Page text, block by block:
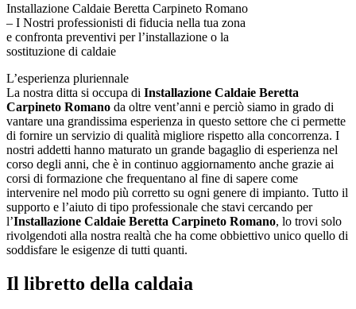
Installazione Caldaie Beretta Carpineto Romano
– I Nostri professionisti di fiducia nella tua zona
e confronta preventivi per l’installazione o la
sostituzione di caldaie
L’esperienza pluriennale
La nostra ditta si occupa di Installazione Caldaie Beretta
Carpineto Romano da oltre vent’anni e perciò siamo in grado di
vantare una grandissima esperienza in questo settore che ci permette
di fornire un servizio di qualità migliore rispetto alla concorrenza. I
nostri addetti hanno maturato un grande bagaglio di esperienza nel
corso degli anni, che è in continuo aggiornamento anche grazie ai
corsi di formazione che frequentano al fine di sapere come
intervenire nel modo più corretto su ogni genere di impianto. Tutto il
supporto e l’aiuto di tipo professionale che stavi cercando per
l’Installazione Caldaie Beretta Carpineto Romano, lo trovi solo
rivolgendoti alla nostra realtà che ha come obbiettivo unico quello di
soddisfare le esigenze di tutti quanti.
Il libretto della caldaia